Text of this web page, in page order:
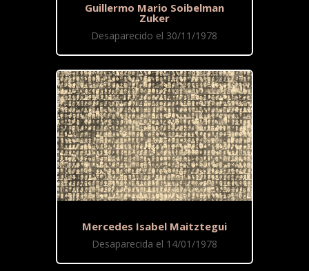
Guillermo Mario Soibelman
Zuker
Desaparecido el 30/11/1978
Mercedes Isabel Maitztegui
Desaparecida el 14/01/1978